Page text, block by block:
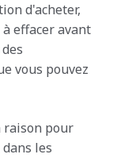
d'acheter,
effacer avant
vous pouvez
raison pour
les